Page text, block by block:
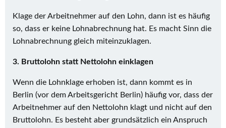
Klage der Arbeitnehmer auf den Lohn, dann ist es häufig
so, dass er keine Lohnabrechnung hat. Es macht Sinn die
Lohnabrechnung gleich miteinzuklagen.
3. Bruttolohn statt Nettolohn einklagen
Wenn die Lohnklage erhoben ist, dann kommt es in
Berlin (vor dem Arbeitsgericht Berlin) häufig vor, dass der
Arbeitnehmer auf den Nettolohn klagt und nicht auf den
Bruttolohn. Es besteht aber grundsätzlich ein Anspruch